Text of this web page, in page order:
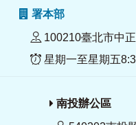
署本部
100210臺北市中
星期一至星期五
南投辦公區